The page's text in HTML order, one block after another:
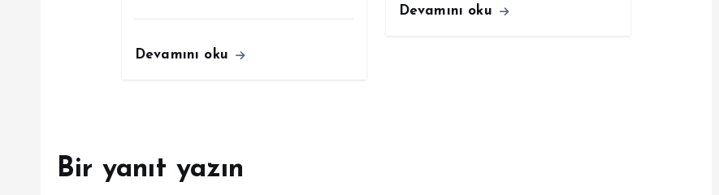
Devamını oku
Devamını oku
Bir yanıt yazın